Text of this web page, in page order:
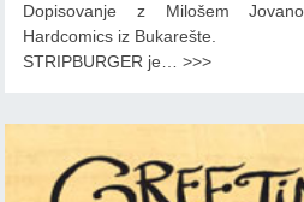
Dopisovanje z Milošem
Hardcomics iz Bukarešte.
STRIPBURGER je…>>>